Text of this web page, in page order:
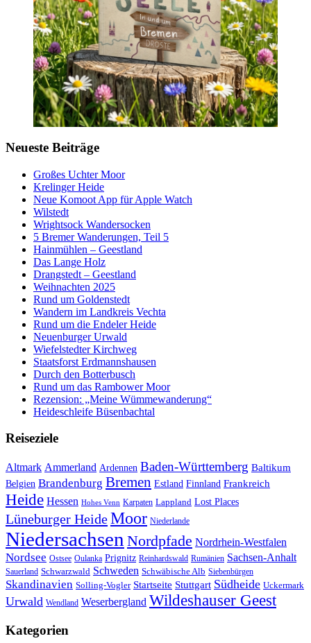
Neueste Beiträge
Großes Uchter Moor
Krelinger Heide
Neue Komoot App für Apple Watch
Wilstedt
Wrightsock Wandersocken
5 Bremer Wanderungen, Teil 5
Hainmühlen – Geestland
Das Lange Holz
Drangstedt – Geestland
Weihnachten 2025
Rund um Goldenstedt
Wandern im Landkreis Vechta
Rund um die Endeler Heide
Neuenburger Urwald
Wiefelstedter Kirchweg
Staatsforst Erdmannshausen
Durch den Botterbusch
Rund um das Rambower Moor
Rezension: „Meine Wümmewanderung“
Heideschleife Büsenbachtal
Reiseziele
Altmark Ammerland Ardennen Baden-Württemberg Baltikum
Belgien Brandenburg Bremen Estland Finnland Frankreich
Heide Hessen Hohes Venn Karpaten Lappland Lost Places
Lüneburger HeideMoor Niederlande
Niedersachsen Nordpfade Nordrhein-Westfalen
Nordsee Ostsee Oulanka Prignitz Reinhardswald Rumänien Sachsen-Anhalt
Sauerland Schwarzwald Schweden Schwäbische Alb Siebenbürgen
Skandinavien Solling-Vogler Startseite Stuttgart Südheide Uckermark
Urwald Wendland Weserbergland Wildeshauser Geest
Kategorien